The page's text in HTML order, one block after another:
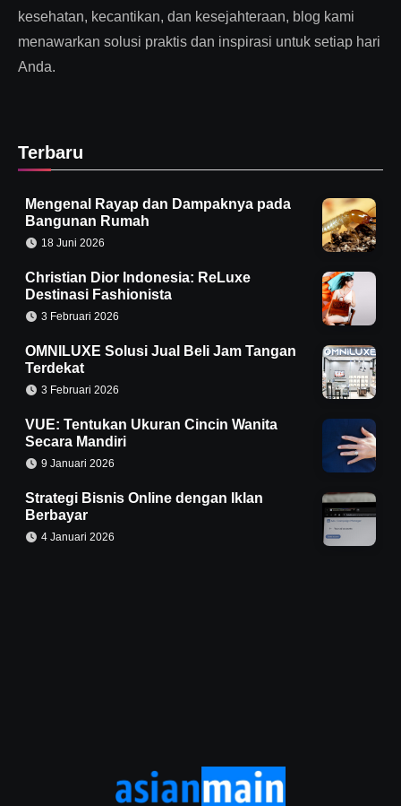
kesehatan, kecantikan, dan kesejahteraan, blog kami
menawarkan solusi praktis dan inspirasi untuk setiap hari
Anda.
Terbaru
Mengenal Rayap dan Dampaknya pada
Bangunan Rumah
18 Juni 2026
Christian Dior Indonesia: ReLuxe
Destinasi Fashionista
3 Februari 2026
OMNILUXE Solusi Jual Beli Jam Tangan
Terdekat
3 Februari 2026
VUE: Tentukan Ukuran Cincin Wanita
Secara Mandiri
9 Januari 2026
Strategi Bisnis Online dengan Iklan
Berbayar
4 Januari 2026